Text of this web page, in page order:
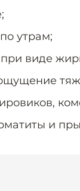
утрам;
виде
и